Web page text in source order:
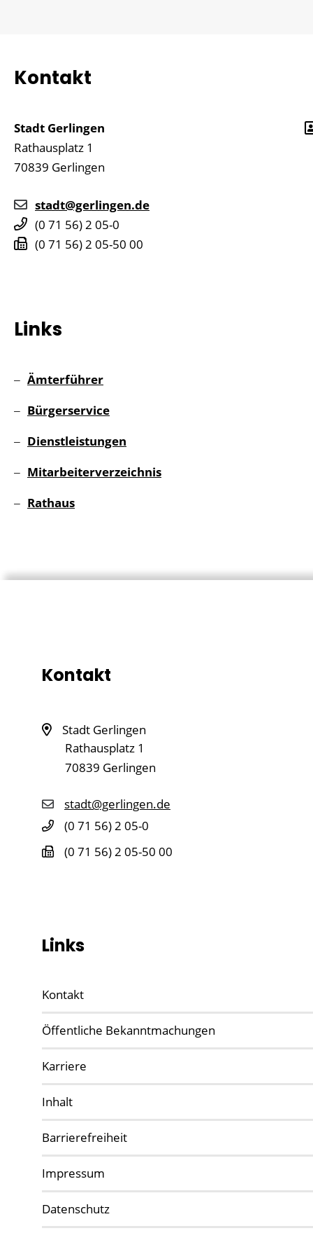
Kontakt
Stadt Gerlingen
Rathausplatz 1
70839 Gerlingen
stadt@gerlingen.de
(0 71 56) 2 05-0
(0 71 56) 2 05-50 00
Links
Ämterführer
Bürgerservice
Dienstleistungen
Mitarbeiterverzeichnis
Rathaus
Kontakt
Stadt Gerlingen
Rathausplatz 1
70839 Gerlingen
stadt@gerlingen.de
(0 71 56) 2 05-0
(0 71 56) 2 05-50 00
Links
Kontakt
Öffentliche Bekanntmachungen
Karriere
Inhalt
Barrierefreiheit
Impressum
Datenschutz